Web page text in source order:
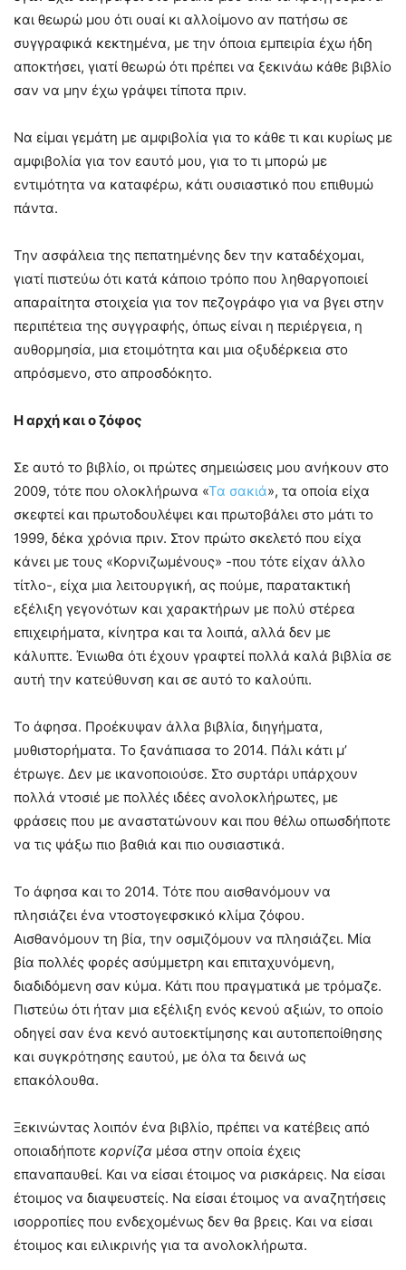
και θεωρώ μου ότι ουαί κι αλλοίμονο αν πατήσω σε
συγγραφικά κεκτημένα, με την όποια εμπειρία έχω ήδη
αποκτήσει, γιατί θεωρώ ότι πρέπει να ξεκινάω κάθε βιβλίο
σαν να μην έχω γράψει τίποτα πριν.
Να είμαι γεμάτη με αμφιβολία για το κάθε τι και κυρίως με
αμφιβολία για τον εαυτό μου, για το τι μπορώ με
εντιμότητα να καταφέρω, κάτι ουσιαστικό που επιθυμώ
πάντα.
Την ασφάλεια της πεπατημένης δεν την καταδέχομαι,
γιατί πιστεύω ότι κατά κάποιο τρόπο που ληθαργοποιεί
απαραίτητα στοιχεία για τον πεζογράφο για να βγει στην
περιπέτεια της συγγραφής, όπως είναι η περιέργεια, η
αυθορμησία, μια ετοιμότητα και μια οξυδέρκεια στο
απρόσμενο, στο απροσδόκητο.
Η αρχή και ο ζόφος
Σε αυτό το βιβλίο, οι πρώτες σημειώσεις μου ανήκουν στο
2009, τότε που ολοκλήρωνα «Τα σακιά», τα οποία είχα
σκεφτεί και πρωτοδουλέψει και πρωτοβάλει στο μάτι το
1999, δέκα χρόνια πριν. Στον πρώτο σκελετό που είχα
κάνει με τους «Κορνιζωμένους» -που τότε είχαν άλλο
τίτλο-, είχα μια λειτουργική, ας πούμε, παρατακτική
εξέλιξη γεγονότων και χαρακτήρων με πολύ στέρεα
επιχειρήματα, κίνητρα και τα λοιπά, αλλά δεν με
κάλυπτε. Ένιωθα ότι έχουν γραφτεί πολλά καλά βιβλία σε
αυτή την κατεύθυνση και σε αυτό το καλούπι.
Το άφησα. Προέκυψαν άλλα βιβλία, διηγήματα,
μυθιστορήματα. Το ξανάπιασα το 2014. Πάλι κάτι μ’
έτρωγε. Δεν με ικανοποιούσε. Στο συρτάρι υπάρχουν
πολλά ντοσιέ με πολλές ιδέες ανολοκλήρωτες, με
φράσεις που με αναστατώνουν και που θέλω οπωσδήποτε
να τις ψάξω πιο βαθιά και πιο ουσιαστικά.
Το άφησα και το 2014. Τότε που αισθανόμουν να
πλησιάζει ένα ντοστογεφσκικό κλίμα ζόφου.
Αισθανόμουν τη βία, την οσμιζόμουν να πλησιάζει. Μία
βία πολλές φορές ασύμμετρη και επιταχυνόμενη,
διαδιδόμενη σαν κύμα. Κάτι που πραγματικά με τρόμαζε.
Πιστεύω ότι ήταν μια εξέλιξη ενός κενού αξιών, το οποίο
οδηγεί σαν ένα κενό αυτοεκτίμησης και αυτοπεποίθησης
και συγκρότησης εαυτού, με όλα τα δεινά ως
επακόλουθα.
Ξεκινώντας λοιπόν ένα βιβλίο, πρέπει να κατέβεις από
οποιαδήποτε κορνίζα μέσα στην οποία έχεις
επαναπαυθεί. Και να είσαι έτοιμος να ρισκάρεις. Να είσαι
έτοιμος να διαψευστείς. Να είσαι έτοιμος να αναζητήσεις
ισορροπίες που ενδεχομένως δεν θα βρεις. Και να είσαι
έτοιμος και ειλικρινής για τα ανολοκλήρωτα.